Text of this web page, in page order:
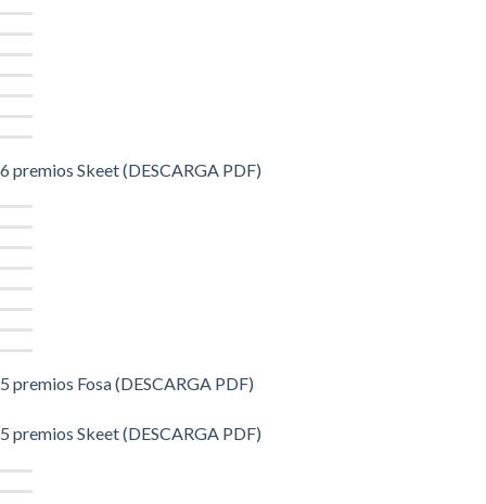
6 premios Skeet (DESCARGA PDF)
5 premios Fosa (DESCARGA PDF)
5 premios Skeet (DESCARGA PDF)